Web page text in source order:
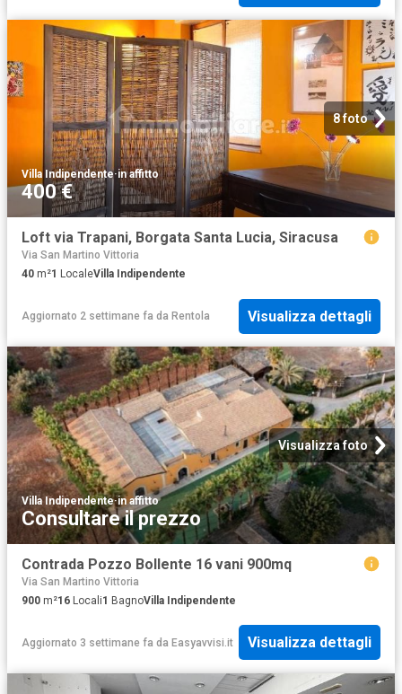
8 foto
Villa Indipendente·in affitto
400 €
Loft via Trapani, Borgata Santa Lucia, Siracusa
Via San Martino Vittoria
40 m²1 LocaleVilla Indipendente
Aggiornato 2 settimane fa da Rentola Visualizza dettagli
Visualizza foto
Villa Indipendente·in affitto
Consultare il prezzo
Contrada Pozzo Bollente 16 vani 900mq
Via San Martino Vittoria
900 m²16 Locali1 BagnoVilla Indipendente
Aggiornato 3 settimane fa da Easyavvisi.it Visualizza dettagli